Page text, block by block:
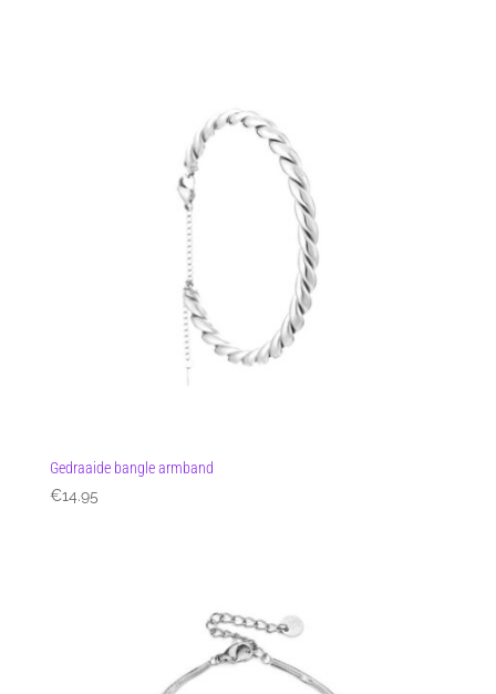
Gedraaide bangle armband
€14.95